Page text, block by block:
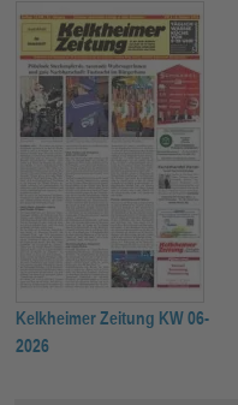
Kelkheimer Zeitung KW 06-
2026